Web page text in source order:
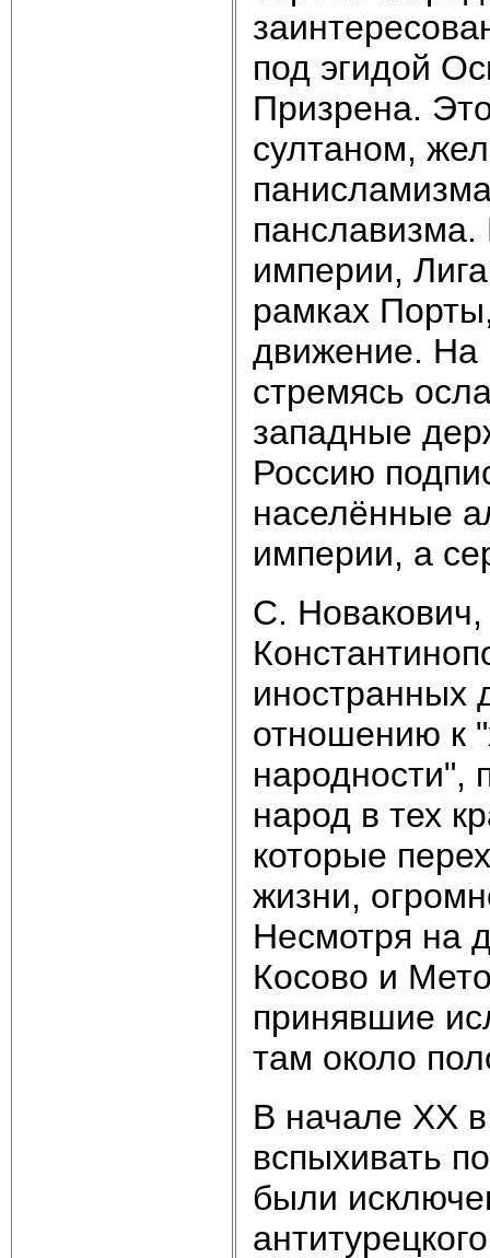
под эгидой
Призрена.
султаном,
империи,
рамках
движение. На
стремясь
западные
Россию
населённые
империи, а
С.
иностранных
отношению к
народности",
народ в тех
которые
жизни,
Несмотря на
Косово и
принявшие
там около
В начале XX
вспыхивать
были